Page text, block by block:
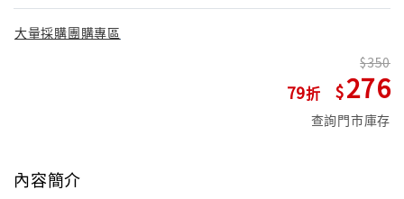
大量採購團購專區
79
350
276
查詢門市庫存
內容簡介